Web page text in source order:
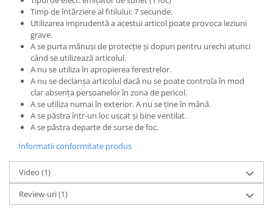
Timp de întârziere al fitilului: 7 secunde.
Utilizarea imprudentă a acestui articol poate provoca leziuni
grave.
A se purta mănuși de protecție și dopuri pentru urechi atunci
când se utilizează articolul.
A nu se utiliza în apropierea ferestrelor.
A nu se declanșa articolul dacă nu se poate controla în mod
clar absența persoanelor în zona de pericol.
A se utiliza numai în exterior. A nu se ține în mână.
A se păstra într-un loc uscat și bine ventilat.
A se păstra departe de surse de foc.
Informatii conformitate produs
Video (1)
Review-uri(1)